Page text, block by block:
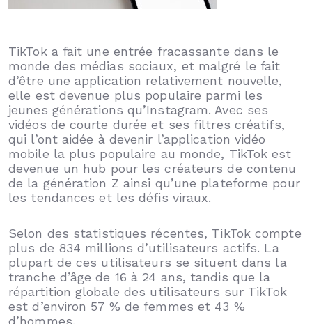
TikTok a fait une entrée fracassante dans le
monde des médias sociaux, et malgré le fait
d’être une application relativement nouvelle,
elle est devenue plus populaire parmi les
jeunes générations qu’Instagram. Avec ses
vidéos de courte durée et ses filtres créatifs,
qui l’ont aidée à devenir l’application vidéo
mobile la plus populaire au monde, TikTok est
devenue un hub pour les créateurs de contenu
de la génération Z ainsi qu’une plateforme pour
les tendances et les défis viraux.
Selon des statistiques récentes, TikTok compte
plus de 834 millions d’utilisateurs actifs. La
plupart de ces utilisateurs se situent dans la
tranche d’âge de 16 à 24 ans, tandis que la
répartition globale des utilisateurs sur TikTok
est d’environ 57 % de femmes et 43 %
d’hommes.